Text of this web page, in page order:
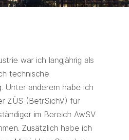
war ich langjährig als
technische
Unter anderem habe ich
ZÜS (BetrSichV) für
im Bereich AwSV
Zusätzlich habe ich